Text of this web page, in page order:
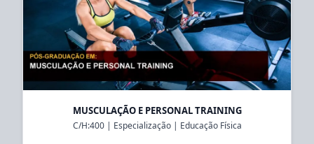
MUSCULAÇÃO E PERSONAL TRAINING
C/H:400| Especialização| Educação Física